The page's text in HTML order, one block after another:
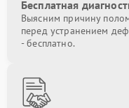
Бесплатная
Выясним причину
перед устранением
- бесплатно.